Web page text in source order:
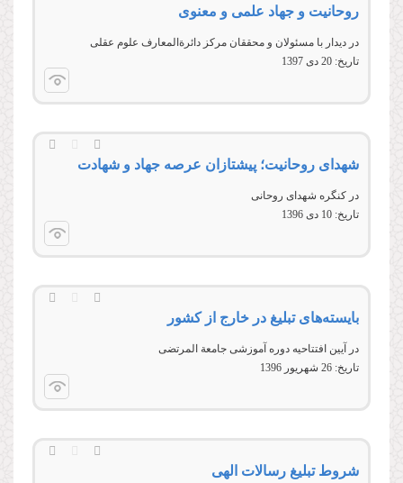
روحانیت و جهاد علمی و معنوی
در ديدار با مسئولان و محققان مرکز دائرة‌المعارف علوم عقلی
تاریخ: 20 دى 1397
شهدای روحانیت؛ پیشتازان عرصه جهاد و شهادت
در کنگره شهدای روحانی
تاریخ: 10 دى 1396
بایسته‌های تبلیغ در خارج از کشور
در آیین افتتاحیه دوره آموزشی جامعة المرتضی
تاریخ: 26 شهريور 1396
شروط تبليغ رسالات الهی